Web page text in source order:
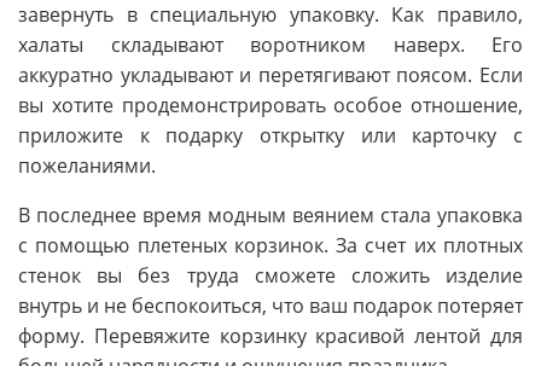
завернуть в специальную упаковку. Как правило,
халаты складывают воротником наверх. Его
аккуратно укладывают и перетягивают поясом. Если
вы хотите продемонстрировать особое отношение,
приложите к подарку открытку или карточку с
пожеланиями.
В последнее время модным веянием стала упаковка
с помощью плетеных корзинок. За счет их плотных
стенок вы без труда сможете сложить изделие
внутрь и не беспокоиться, что ваш подарок потеряет
форму. Перевяжите корзинку красивой лентой для